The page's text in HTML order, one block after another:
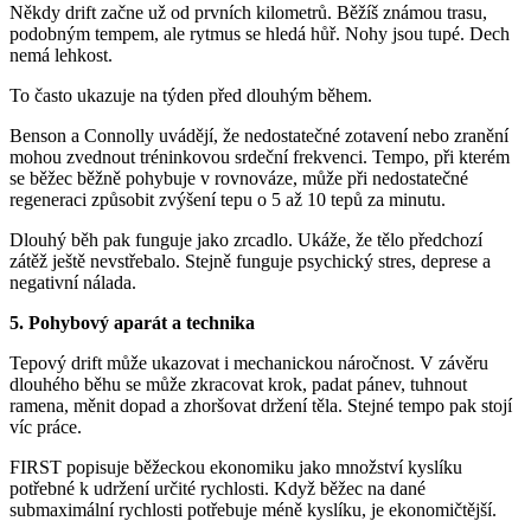
Někdy drift začne už od prvních kilometrů. Běžíš známou trasu,
podobným tempem, ale rytmus se hledá hůř. Nohy jsou tupé. Dech
nemá lehkost.
To často ukazuje na týden před dlouhým během.
Benson a Connolly uvádějí, že nedostatečné zotavení nebo zranění
mohou zvednout tréninkovou srdeční frekvenci. Tempo, při kterém
se běžec běžně pohybuje v rovnováze, může při nedostatečné
regeneraci způsobit zvýšení tepu o 5 až 10 tepů za minutu.
Dlouhý běh pak funguje jako zrcadlo. Ukáže, že tělo předchozí
zátěž ještě nevstřebalo. Stejně funguje psychický stres, deprese a
negativní nálada.
5. Pohybový aparát a technika
Tepový drift může ukazovat i mechanickou náročnost. V závěru
dlouhého běhu se může zkracovat krok, padat pánev, tuhnout
ramena, měnit dopad a zhoršovat držení těla. Stejné tempo pak stojí
víc práce.
FIRST popisuje běžeckou ekonomiku jako množství kyslíku
potřebné k udržení určité rychlosti. Když běžec na dané
submaximální rychlosti potřebuje méně kyslíku, je ekonomičtější.